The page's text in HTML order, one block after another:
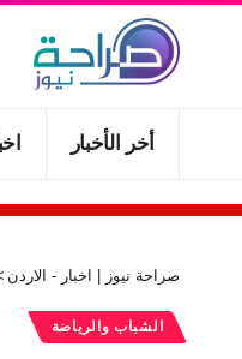
أخر الأخبار
صراحة نيوز | اخبار - الاردن
الشباب والرياضة